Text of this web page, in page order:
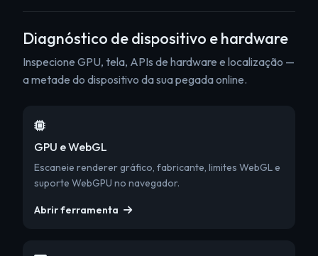
Diagnóstico de dispositivo e hardware
Inspecione GPU, tela, APIs de hardware e localização —
a metade do dispositivo da sua pegada online.
GPU e WebGL
Escaneie renderer gráfico, fabricante, limites WebGL e
suporte WebGPU no navegador.
Abrir ferramenta